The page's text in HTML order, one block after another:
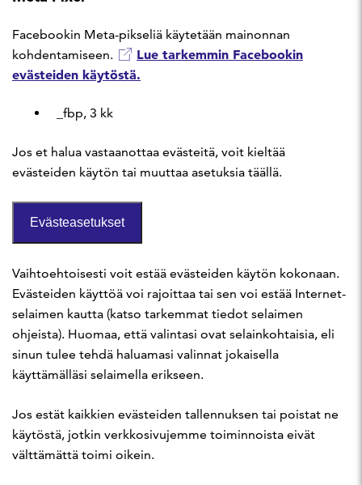
Facebookin Meta-pikseliä käytetään mainonnan
kohdentamiseen.
Lue tarkemmin Facebookin
evästeiden käytöstä.
_fbp, 3 kk
Jos et halua vastaanottaa evästeitä, voit kieltää
evästeiden käytön tai muuttaa asetuksia täällä.
Evästeasetukset
Vaihtoehtoisesti voit estää evästeiden käytön kokonaan.
Evästeiden käyttöä voi rajoittaa tai sen voi estää Internet-
selaimen kautta (katso tarkemmat tiedot selaimen
ohjeista). Huomaa, että valintasi ovat selainkohtaisia, eli
sinun tulee tehdä haluamasi valinnat jokaisella
käyttämälläsi selaimella erikseen.
Jos estät kaikkien evästeiden tallennuksen tai poistat ne
käytöstä, jotkin verkkosivujemme toiminnoista eivät
välttämättä toimi oikein.